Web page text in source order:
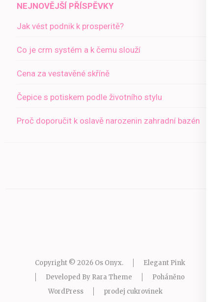
NEJNOVĚJŠÍ PŘÍSPĚVKY
Jak vést podnik k prosperitě?
Co je crm systém a k čemu slouží
Cena za vestavěné skříně
Čepice s potiskem podle životního stylu
Proč doporučit k oslavě narozenin zahradní bazén
Copyright © 2026 Os Onyx.
Elegant Pink
Developed By Rara Theme
Poháněno
WordPress
prodej cukrovinek